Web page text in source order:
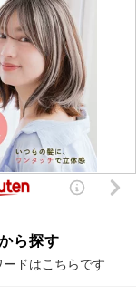
ら探す
ドはこちらです